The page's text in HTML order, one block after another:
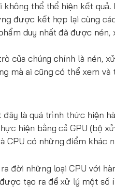
thể thể hiện kết
được kết hợp lại cùng
duy nhất đã được nén,
của chúng chính là nén,
mà ai cũng có thể xem
là quá trình thức hiện
hiện bằng cả GPU (bộ
có những điểm khác
đời những loại CPU với
tạo ra để xử lý một